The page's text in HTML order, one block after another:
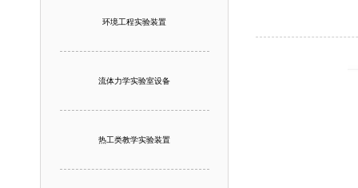
环境工程实验装置
流体力学实验室设备
热工类教学实验装置